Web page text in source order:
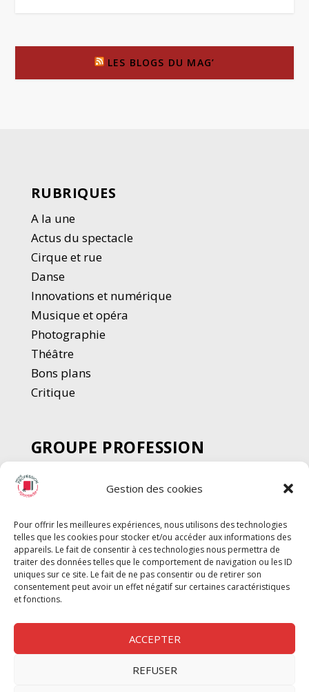
Gestion des cookies
Pour offrir les meilleures expériences, nous utilisons des technologies
telles que les cookies pour stocker et/ou accéder aux informations des
appareils. Le fait de consentir à ces technologies nous permettra de
traiter des données telles que le comportement de navigation ou les ID
uniques sur ce site. Le fait de ne pas consentir ou de retirer son
consentement peut avoir un effet négatif sur certaines caractéristiques
et fonctions.
ACCEPTER
REFUSER
LES BLOGS DU MAG’
RUBRIQUES
A la une
Actus du spectacle
Cirque et rue
Danse
Innovations et numérique
Musique et opéra
Photographie
Théâtre
Bons plans
Critique
GROUPE PROFESSION
SPECTACLE
Chèque Intermittents
Chèque Compta
Chèque Emploi Spectacle
G-Pods
Profession Audio-visuel